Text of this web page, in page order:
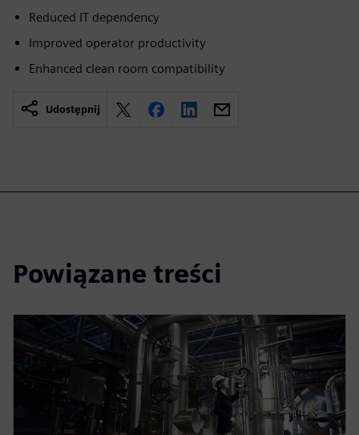
Reduced IT dependency
Improved operator productivity
Enhanced clean room compatibility
Udostępnij
Powiązane treści